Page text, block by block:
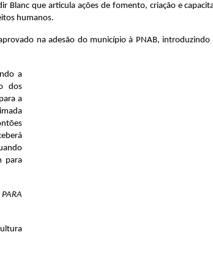
Blanc que articula ações de fomento, criação e
humanos.
na adesão do município à PNAB,
a
dos
a
para